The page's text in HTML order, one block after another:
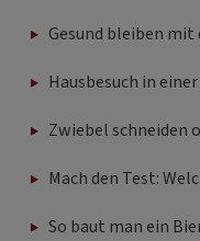
Gesund bleiben mit
Hausbesuch in
Zwiebel schneiden
Mach den Test:
So baut man ein